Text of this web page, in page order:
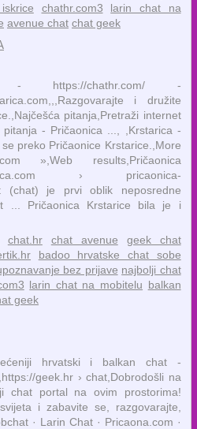
chathr.com3
larin chat na
avenue chat chat geek
- https://chathr.com/ -
i družite
pitanja,Pretraži internet
pitanja - Pričaonica ..., ,Krstarica -
preko Pričaonice Krstarice.,More
»,Web results,Pričaonica
› pricaonica-
(chat) je prvi oblik neposredne
... Pričaonica Krstarice bila je i
chat.hr chat avenue
geek chat
badoo hrvatske chat sobe
bez prijave najbolji chat
larin chat na mobitelu balkan
geek
hrvatski i balkan chat -
geek.hr › chat,Dobrodošli na
chat portal na ovim prostorima!
i zabavite se, razgovarajte,
· ‎Larin Chat · ‎Pricaona.com ·